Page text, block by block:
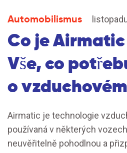
Automobilismus
Co je
Vše, co
o
Airmatic je technologie
používaná v některých
neuvěřitelně pohodlnou a